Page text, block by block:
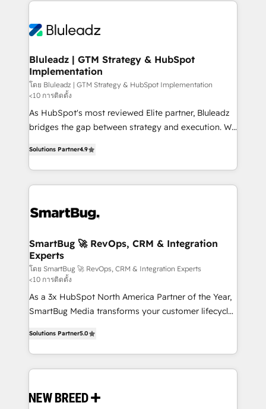
on delivering clean, scalable, AI-ready systems that
create long-term value and a consistently strong
outcomes to deliver. -SYSTEM INTEGRATION-
make HubSpot the operational hub, integrated with
SAP, Microsoft Dynamics, custom ERPs, and any
enterprise platform. Proprietary apps extend
HubSpot beyond standard configurations. -AI-
FIRST- AI across customer-facing operations to
accelerate decisions, streamline processes, and
action and automation into competitive advantage.
✦ 150+ implementations ✦ 100+ certifications ✦ 7
Bluleadz | GTM Strategy & HubSpot
Implementation
โดย Bluleadz | GTM Strategy & HubSpot Implementation
<10 การติดตั้ง
As HubSpot's most reviewed Elite partner, Bluleadz
bridges the gap between strategy and execution. We
Operating System (GTM OS) to align your leadership
and engineer a portal that drives predictable
revenue velocity. 🚀 GTM Strategy & Alignment
stalling growth. Fix your ICP, Math, and Story to stop
Scalable Architecture: Zero-technical-debt setup
across all Hubs, validated by our 7 HubSpot
Accreditations. AI-Powered RevOps: Breeze AI,
custom AI agents, and high-integrity migrations for
total reporting clarity. Security & Compliance: SOC 2
Type I and HIPAA attested for enterprise-grade data
Solutions Partner4.9
SmartBug 🚀 RevOps, CRM & Integration
Experts
โดย SmartBug 🚀 RevOps, CRM & Integration Experts
<10 การติดตั้ง
As a 3x HubSpot North America Partner of the Year,
SmartBug Media transforms your customer lifecycle
includes specialized divisions Globalia (AI &
Software) and Point Success Media (Paid Media),
making this the official home for all three brands. 🔄
and system integrations powered by Globalia’s
Solutions Partner5.0